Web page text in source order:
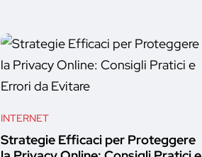
INTERNET
Strategie Efficaci per Proteggere